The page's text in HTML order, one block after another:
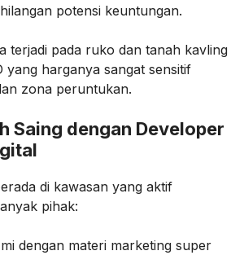
potensi keuntungan.
terjadi pada ruko dan tanah kavling
yang harganya sangat sensitif
zona peruntukan.
Saing dengan Developer
di kawasan yang aktif
pihak:
dengan materi marketing super